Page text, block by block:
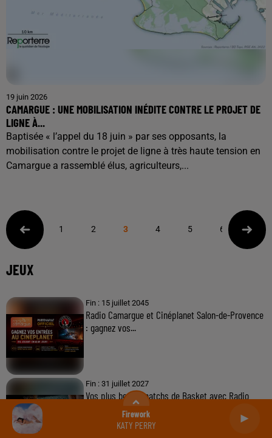
Firework
KATY PERRY
19 juin 2026
CAMARGUE : UNE MOBILISATION INÉDITE CONTRE LE PROJET DE
LIGNE À...
Baptisée « l’appel du 18 juin » par ses opposants, la
mobilisation contre le projet de ligne à très haute tension en
Camargue a rassemblé élus, agriculteurs,...
1 2 3 4 5 6
JEUX
Fin : 15 juillet 2045
Radio Camargue et Cinéplanet Salon-de-Provence
: gagnez vos...
Fin : 31 juillet 2027
Vos plus beaux matchs de Basket avec Radio
Camargue et les Byers